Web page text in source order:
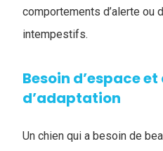
comportements d’alerte ou
intempestifs.
Besoin d’espace
d’adaptation
Un chien qui a besoin de